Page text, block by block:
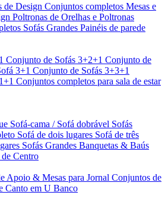
de Design Conjuntos completos Mesas e
Poltronas de Orelhas e Poltronas
Sofás Grandes Painéis de parede
Conjunto de Sofás 3+2+1 Conjunto de
3+1 Conjunto de Sofás 3+3+1
Conjuntos completos para sala de estar
Sofá-cama / Sofá dobrável Sofás
Sofá de dois lugares Sofá de três
Sofás Grandes Banquetas & Baús
Centro
Apoio & Mesas para Jornal Conjuntos de
Canto em U Banco